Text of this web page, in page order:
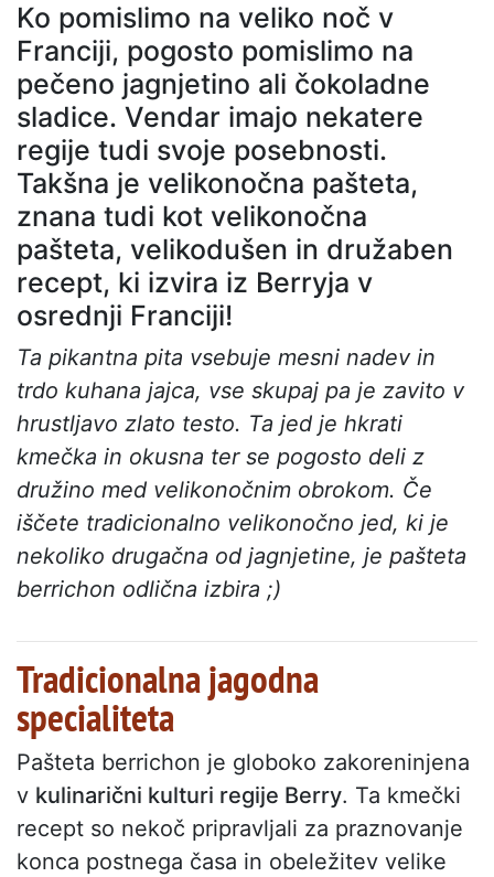
Ko pomislimo na veliko noč v
Franciji, pogosto pomislimo na
pečeno jagnjetino ali čokoladne
sladice. Vendar imajo nekatere
regije tudi svoje posebnosti.
Takšna je velikonočna pašteta,
znana tudi kot velikonočna
pašteta, velikodušen in družaben
recept, ki izvira iz Berryja v
osrednji Franciji!
Ta pikantna pita vsebuje mesni nadev in
trdo kuhana jajca, vse skupaj pa je zavito v
hrustljavo zlato testo. Ta jed je hkrati
kmečka in okusna ter se pogosto deli z
družino med velikonočnim obrokom. Če
iščete tradicionalno velikonočno jed, ki je
nekoliko drugačna od jagnjetine, je pašteta
berrichon odlična izbira ;)
Tradicionalna jagodna
specialiteta
Pašteta berrichon je globoko zakoreninjena
v kulinarični kulturi regije Berry. Ta kmečki
recept so nekoč pripravljali za praznovanje
konca postnega časa in obeležitev velike